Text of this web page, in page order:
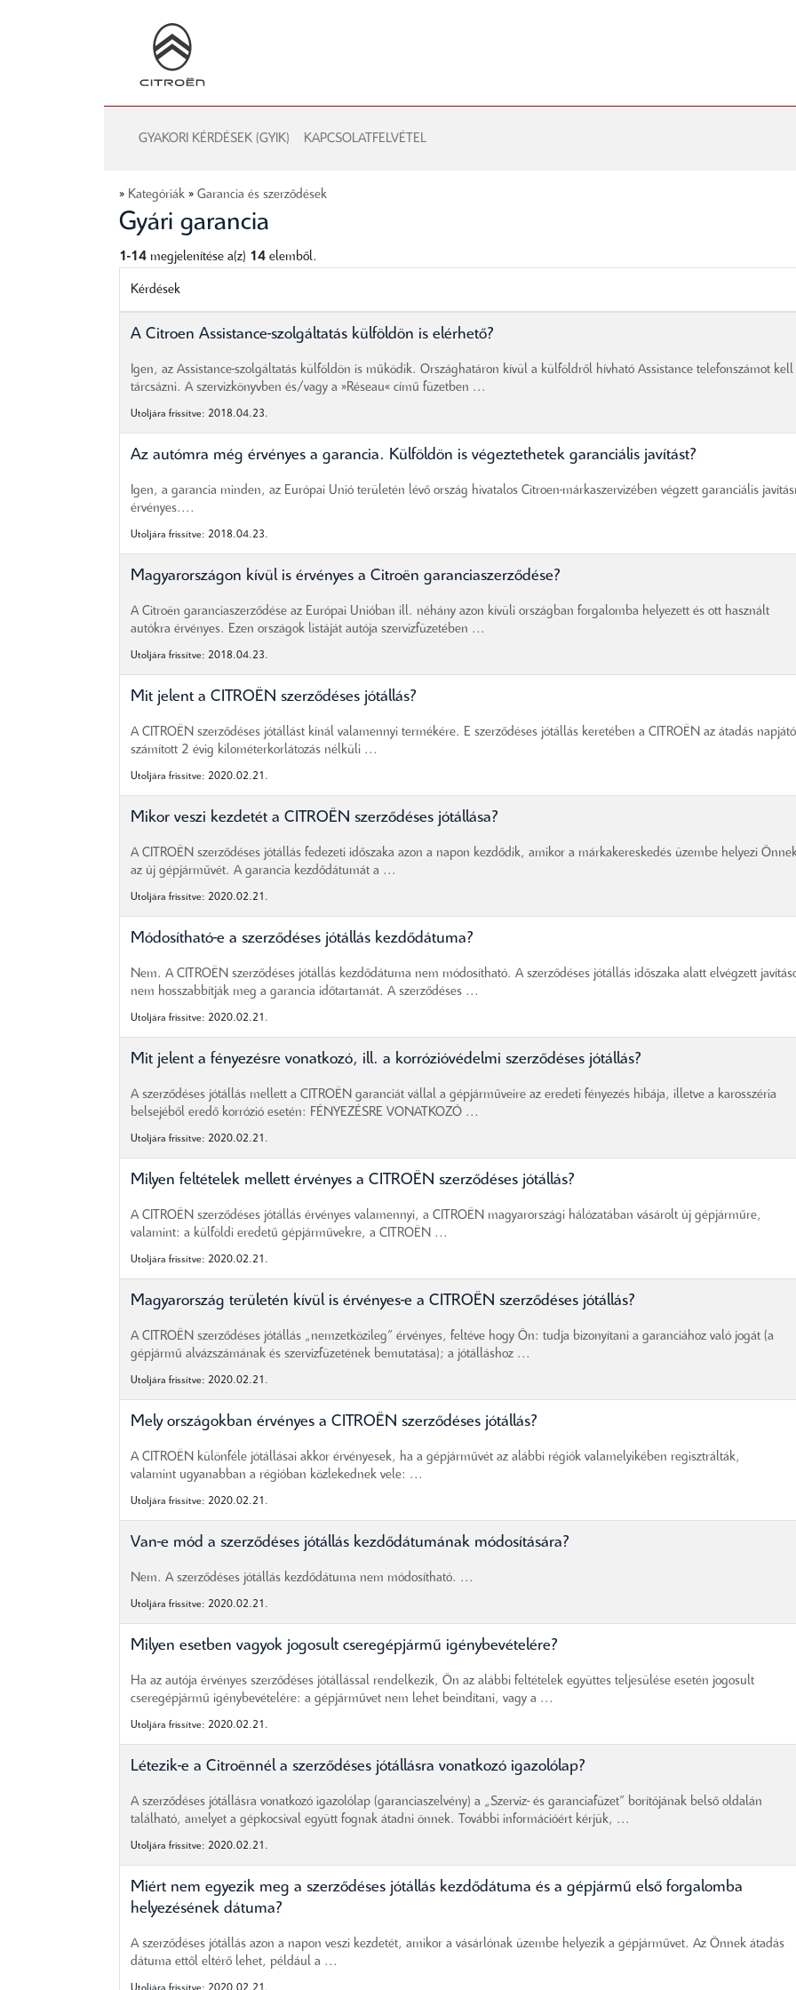
GYAKORI KÉRDÉSEK (GYIK) KAPCSOLATFELVÉTEL
» Kategóriák » Garancia és szerződések
Gyári garancia
1-14 megjelenítése a(z) 14 elemből.
Kérdések
A Citroen Assistance-szolgáltatás külföldön is elérhető?
Igen, az Assistance-szolgáltatás külföldön is működik. Országhatáron kívül a külföldről hívható Assistance telefonszámot kell
tárcsázni. A szervizkönyvben és/vagy a »Réseau« című füzetben ...
Utoljára frissítve: 2018.04.23.
Az autómra még érvényes a garancia. Külföldön is végeztethetek garanciális javítást?
Igen, a garancia minden, az Európai Unió területén lévő ország hivatalos Citroen-márkaszervizében végzett garanciális
érvényes....
Utoljára frissítve: 2018.04.23.
Magyarországon kívül is érvényes a Citroën garanciaszerződése?
A Citroën garanciaszerződése az Európai Unióban ill. néhány azon kívüli országban forgalomba helyezett és ott használt
autókra érvényes. Ezen országok listáját autója szervizfüzetében ...
Utoljára frissítve: 2018.04.23.
Mit jelent a CITROËN szerződéses jótállás?
A CITROËN szerződéses jótállást kínál valamennyi termékére. E szerződéses jótállás keretében a CITROËN az átadás
számított 2 évig kilométerkorlátozás nélküli ...
Utoljára frissítve: 2020.02.21.
Mikor veszi kezdetét a CITROËN szerződéses jótállása?
A CITROËN szerződéses jótállás fedezeti időszaka azon a napon kezdődik, amikor a márkakereskedés üzembe helyezi
az új gépjárművét. A garancia kezdődátumát a ...
Utoljára frissítve: 2020.02.21.
Módosítható-e a szerződéses jótállás kezdődátuma?
Nem. A CITROËN szerződéses jótállás kezdődátuma nem módosítható. A szerződéses jótállás időszaka alatt elvégzett
nem hosszabbítják meg a garancia időtartamát. A szerződéses ...
Utoljára frissítve: 2020.02.21.
Mit jelent a fényezésre vonatkozó, ill. a korrózióvédelmi szerződéses jótállás?
A szerződéses jótállás mellett a CITROËN garanciát vállal a gépjárműveire az eredeti fényezés hibája, illetve a karosszéria
belsejéből eredő korrózió esetén: FÉNYEZÉSRE VONATKOZÓ ...
Utoljára frissítve: 2020.02.21.
Milyen feltételek mellett érvényes a CITROËN szerződéses jótállás?
A CITROËN szerződéses jótállás érvényes valamennyi, a CITROËN magyarországi hálózatában vásárolt új gépjárműre,
valamint: a külföldi eredetű gépjárművekre, a CITROËN ...
Utoljára frissítve: 2020.02.21.
Magyarország területén kívül is érvényes-e a CITROËN szerződéses jótállás?
A CITROËN szerződéses jótállás „nemzetközileg” érvényes, feltéve hogy Ön: tudja bizonyítani a garanciához való jogát (a
gépjármű alvázszámának és szervizfüzetének bemutatása); a jótálláshoz ...
Utoljára frissítve: 2020.02.21.
Mely országokban érvényes a CITROËN szerződéses jótállás?
A CITROËN különféle jótállásai akkor érvényesek, ha a gépjárművét az alábbi régiók valamelyikében regisztrálták,
valamint ugyanabban a régióban közlekednek vele: ...
Utoljára frissítve: 2020.02.21.
Van-e mód a szerződéses jótállás kezdődátumának módosítására?
Nem. A szerződéses jótállás kezdődátuma nem módosítható. ...
Utoljára frissítve: 2020.02.21.
Milyen esetben vagyok jogosult cseregépjármű igénybevételére?
Ha az autója érvényes szerződéses jótállással rendelkezik, Ön az alábbi feltételek együttes teljesülése esetén jogosult
cseregépjármű igénybevételére: a gépjárművet nem lehet beindítani, vagy a ...
Utoljára frissítve: 2020.02.21.
Létezik-e a Citroënnél a szerződéses jótállásra vonatkozó igazolólap?
A szerződéses jótállásra vonatkozó igazolólap (garanciaszelvény) a „Szerviz- és garanciafüzet” borítójának belső oldalán
található, amelyet a gépkocsival együtt fognak átadni önnek. További információért kérjük, ...
Utoljára frissítve: 2020.02.21.
Miért nem egyezik meg a szerződéses jótállás kezdődátuma és a gépjármű első forgalomba
helyezésének dátuma?
A szerződéses jótállás azon a napon veszi kezdetét, amikor a vásárlónak üzembe helyezik a gépjárművet. Az Önnek átadás
dátuma ettől eltérő lehet, például a ...